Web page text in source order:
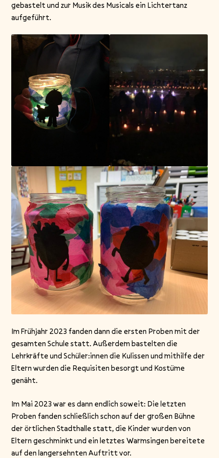
gebastelt und zur Musik des Musicals ein Lichtertanz
aufgeführt.
Im Frühjahr 2023 fanden dann die ersten Proben mit der
gesamten Schule statt. Außerdem bastelten die
Lehrkräfte und Schüler:innen die Kulissen und mithilfe der
Eltern wurden die Requisiten besorgt und Kostüme
genäht.
Im Mai 2023 war es dann endlich soweit: Die letzten
Proben fanden schließlich schon auf der großen Bühne
der örtlichen Stadthalle statt, die Kinder wurden von
Eltern geschminkt und ein letztes Warmsingen bereitete
auf den langersehnten Auftritt vor.